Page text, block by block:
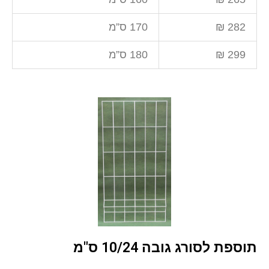
282 ₪ 170 ס”מ
299 ₪ 180 ס”מ
תוספת לסורג גובה 10/24 ס"מ